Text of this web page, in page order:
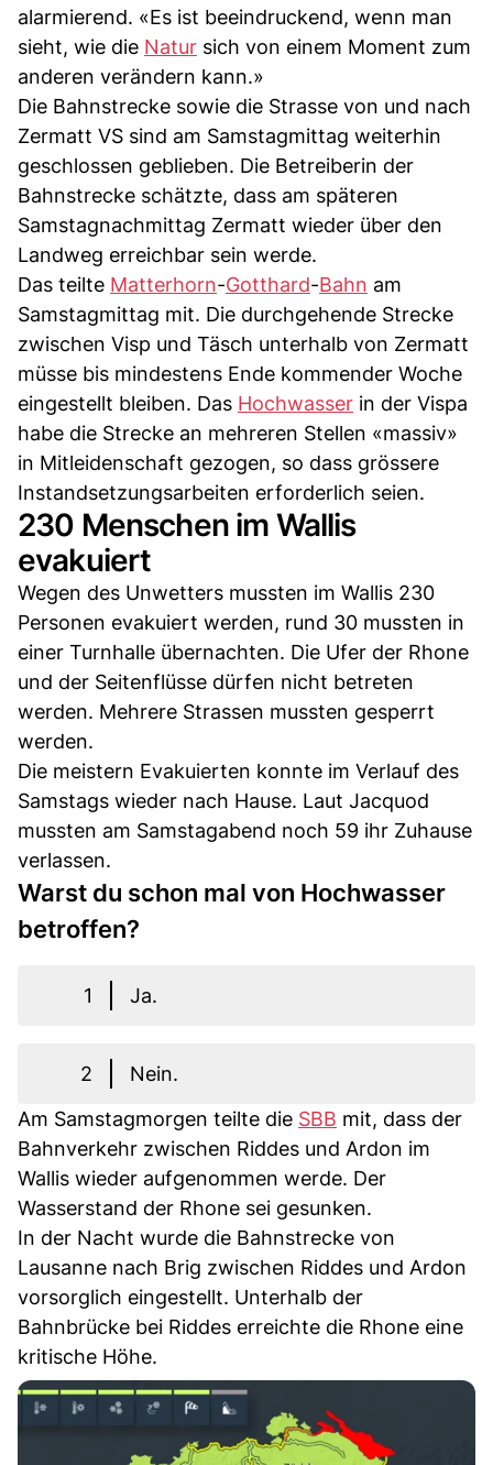
alarmierend. «Es ist beeindruckend, wenn man
sieht, wie die Natur sich von einem Moment zum
anderen verändern kann.»
Die Bahnstrecke sowie die Strasse von und nach
Zermatt VS sind am Samstagmittag weiterhin
geschlossen geblieben. Die Betreiberin der
Bahnstrecke schätzte, dass am späteren
Samstagnachmittag Zermatt wieder über den
Landweg erreichbar sein werde.
Das teilte Matterhorn-Gotthard-Bahn am
Samstagmittag mit. Die durchgehende Strecke
zwischen Visp und Täsch unterhalb von Zermatt
müsse bis mindestens Ende kommender Woche
eingestellt bleiben. Das Hochwasser in der Vispa
habe die Strecke an mehreren Stellen «massiv»
in Mitleidenschaft gezogen, so dass grössere
Instandsetzungsarbeiten erforderlich seien.
230 Menschen im Wallis
evakuiert
Wegen des Unwetters mussten im Wallis 230
Personen evakuiert werden, rund 30 mussten in
einer Turnhalle übernachten. Die Ufer der Rhone
und der Seitenflüsse dürfen nicht betreten
werden. Mehrere Strassen mussten gesperrt
werden.
Die meistern Evakuierten konnte im Verlauf des
Samstags wieder nach Hause. Laut Jacquod
mussten am Samstagabend noch 59 ihr Zuhause
verlassen.
Warst du schon mal von Hochwasser
betroffen?
1 Ja.
2
Nein.
Am Samstagmorgen teilte die SBB mit, dass der
Bahnverkehr zwischen Riddes und Ardon im
Wallis wieder aufgenommen werde. Der
Wasserstand der Rhone sei gesunken.
In der Nacht wurde die Bahnstrecke von
Lausanne nach Brig zwischen Riddes und Ardon
vorsorglich eingestellt. Unterhalb der
Bahnbrücke bei Riddes erreichte die Rhone eine
kritische Höhe.